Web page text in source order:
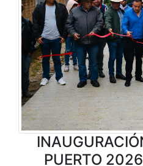
PUERTO 2026